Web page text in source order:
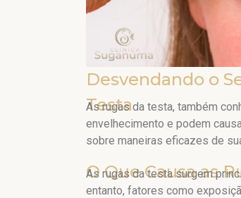
Desvendando o
Testa
As rugas da testa, também
envelhecimento e podem
sobre maneiras eficazes de
O Que Causa as
As rugas da testa surgem
entanto, fatores como